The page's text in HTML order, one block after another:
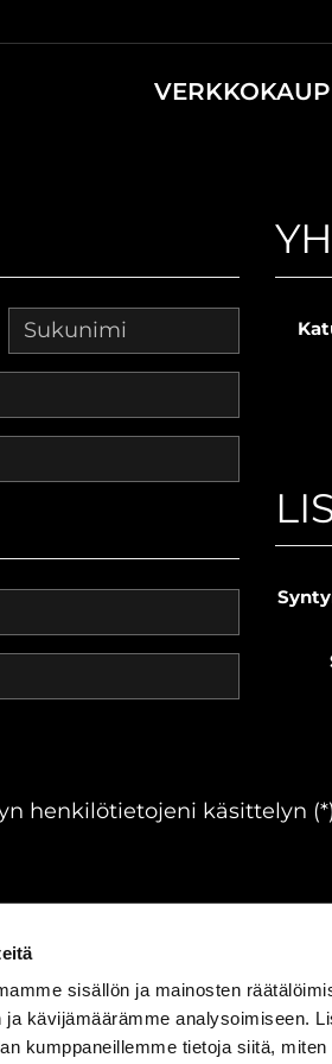
sisällön ja mainosten
kävijämäärämme analysoimiseen.
kumppaneillemme tietoja siitä,
henkilötietojeni käsittelyn (*)
powered by